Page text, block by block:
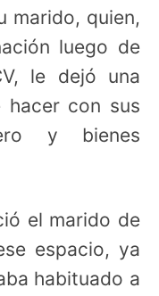
marido, quien,
luego de
le dejó una
hacer con sus
y bienes
el marido de
espacio, ya
habituado a